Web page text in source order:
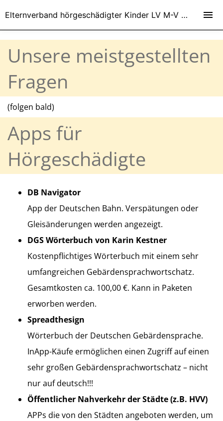
Unsere meistgestellten
Fragen
(folgen bald)
Apps für
Hörgeschädigte
DB Navigator
App der Deutschen Bahn. Verspätungen oder
Gleisänderungen werden angezeigt.
DGS Wörterbuch von Karin Kestner
Kostenpflichtiges Wörterbuch mit einem sehr
umfangreichen Gebärdensprachwortschatz.
Gesamtkosten ca. 100,00 €. Kann in Paketen
erworben werden.
Spreadthesign
Wörterbuch der Deutschen Gebärdensprache.
InApp-Käufe ermöglichen einen Zugriff auf einen
sehr großen Gebärdensprachwortschatz – nicht
nur auf deutsch!!!
Öffentlicher Nahverkehr der Städte (z.B. HVV)
APPs die von den Städten angeboten werden, um
Elternverband hörgeschädigter Kinder LV M-V e.V.